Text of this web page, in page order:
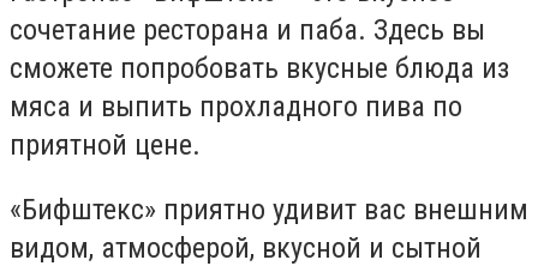
сочетание ресторана и паба. Здесь вы
сможете попробовать вкусные блюда из
мяса и выпить прохладного пива по
приятной цене.
«Бифштекс» приятно удивит вас внешним
видом, атмосферой, вкусной и сытной